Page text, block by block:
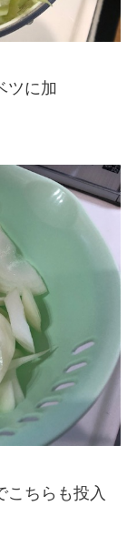
ツに加
こちらも投入